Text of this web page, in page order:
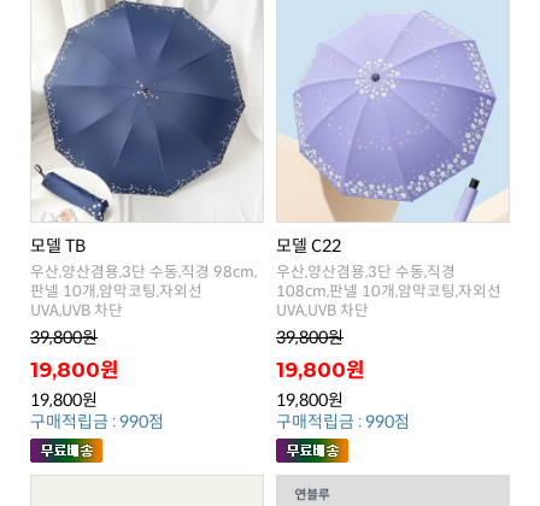
모델 TB
UVA,UVB 차단
39,800원
19,800원
19,800원
구매적립금 : 990점
모델 C22
UVA,UVB 차단
39,800원
19,800원
19,800원
구매적립금 : 990점